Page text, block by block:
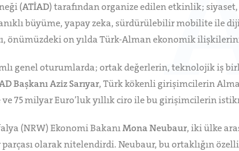
(ATİAD) tarafından organize edilen etkinlik;
büyüme, yapay zeka, sürdürülebilir mobilite ile
önümüzdeki on yılda Türk-Alman ekonomik
genel oturumlarda; ortak değerlerin, teknolojik iş
Başkanı Aziz Sarıyar, Türk kökenli girişimcilerin
75 milyar Euro’luk yıllık ciro ile bu girişimcilerin
(NRW) Ekonomi BakanıMona Neubaur, iki ülke
parçası olarak nitelendirdi. Neubaur, bu ortaklığın